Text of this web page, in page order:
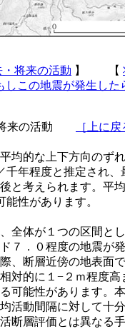
将来の活動 】 【
しこの地震が発生した
来の活動
［上に戻
均的な上下方向のずれ
千年程度と推定され、
と考えられます。平
性があります。
全体が１つの区間と
７．０程度の地震が
、断層近傍の地表面
対的に１−２ｍ程度高
可能性があります。
活動間隔に対して十
断層評価とは異なる